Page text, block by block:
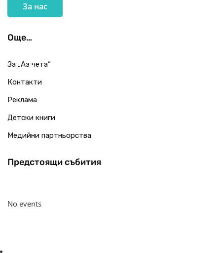
За нас
Още…
За „Аз чета“
Контакти
Реклама
Детски книги
Медийни партньорства
Предстоящи събития
No events